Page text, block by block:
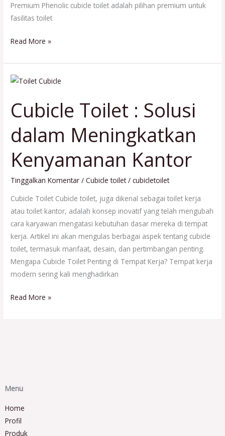
Premium Phenolic cubicle toilet adalah pilihan premium untuk
fasilitas toilet
Read More »
Cubicle Toilet : Solusi
dalam Meningkatkan
Kenyamanan Kantor
Tinggalkan Komentar /Cubicle toilet/cubicletoilet
Cubicle Toilet Cubicle toilet, juga dikenal sebagai toilet kerja
atau toilet kantor, adalah konsep inovatif yang telah mengubah
cara karyawan mengatasi kebutuhan dasar mereka di tempat
kerja. Artikel ini akan mengulas berbagai aspek tentang cubicle
toilet, termasuk manfaat, desain, dan pertimbangan penting.
Mengapa Cubicle Toilet Penting di Tempat Kerja? Tempat kerja
modern sering kali menghadirkan
Cubicle
Solusi
dalam
Meningkatkan
Kenyamanan
Kantor
Read More »
Menu
Home
Profil
Produk